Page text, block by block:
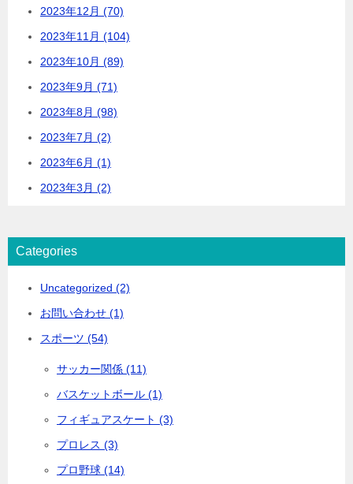
2023年12月 (70)
2023年11月 (104)
2023年10月 (89)
2023年9月 (71)
2023年8月 (98)
2023年7月 (2)
2023年6月 (1)
2023年3月 (2)
Categories
Uncategorized (2)
お問い合わせ (1)
スポーツ (54)
サッカー関係 (11)
バスケットボール (1)
フィギュアスケート (3)
プロレス (3)
プロ野球 (14)